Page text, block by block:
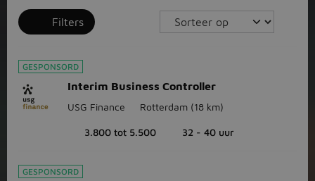
Filters
GESPONSORD
Interim Business Controller
USG Finance Rotterdam (18 km)
3.800 tot 5.500 32 - 40 uur
GESPONSORD